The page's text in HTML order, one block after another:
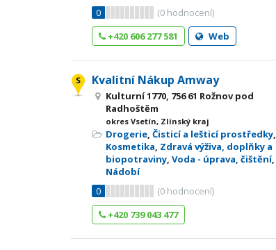
0
(0 hodnocení)
+420 606 277 581
Web
Kvalitní Nákup Amway
Kulturní 1770, 756 61 Rožnov pod
Radhoštěm
okres Vsetín, Zlínský kraj
Drogerie, Čisticí a lešticí prostředky,
Kosmetika, Zdravá výživa, doplňky a
biopotraviny, Voda - úprava, čištění,
Nádobí
0
(0 hodnocení)
+420 739 043 477